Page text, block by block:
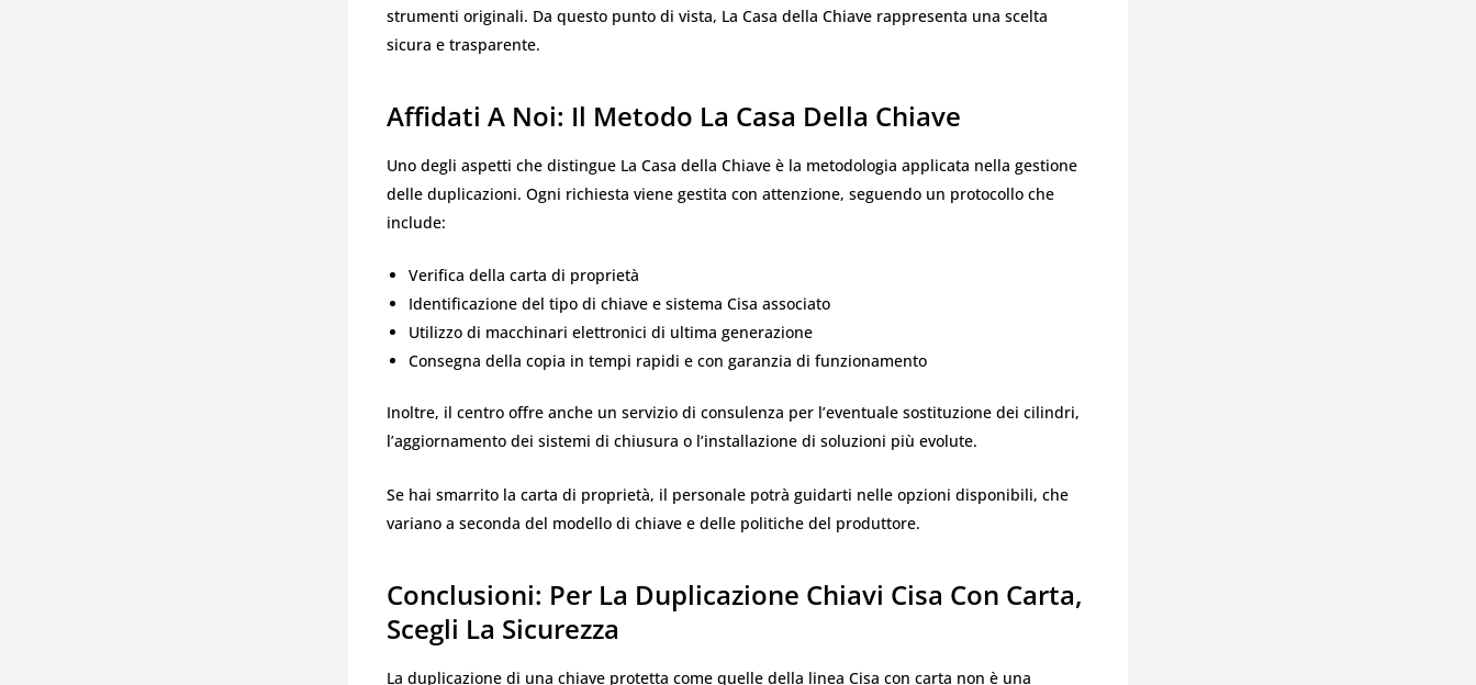
strumenti originali. Da questo punto di vista, La Casa della Chiave rappresenta una scelta
sicura e trasparente.
Affidati A Noi: Il Metodo La Casa Della Chiave
Uno degli aspetti che distingue La Casa della Chiave è la metodologia applicata nella gestione
delle duplicazioni. Ogni richiesta viene gestita con attenzione, seguendo un protocollo che
include:
Verifica della carta di proprietà
Identificazione del tipo di chiave e sistema Cisa associato
Utilizzo di macchinari elettronici di ultima generazione
Consegna della copia in tempi rapidi e con garanzia di funzionamento
Inoltre, il centro offre anche un servizio di consulenza per l’eventuale sostituzione dei cilindri,
l’aggiornamento dei sistemi di chiusura o l’installazione di soluzioni più evolute.
Se hai smarrito la carta di proprietà, il personale potrà guidarti nelle opzioni disponibili, che
variano a seconda del modello di chiave e delle politiche del produttore.
Conclusioni: Per La Duplicazione Chiavi Cisa Con Carta,
Scegli La Sicurezza
La duplicazione di una chiave protetta come quelle della linea Cisa con carta non è una